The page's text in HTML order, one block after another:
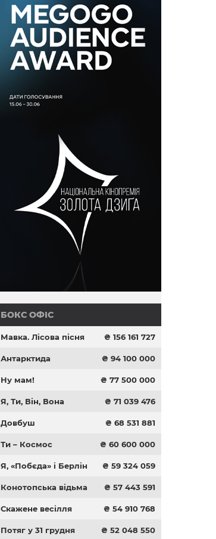
БОКС ОФІС
Мавка. Лісова пісня ₴ 156 161 727
Антарктида ₴ 94 100 000
Ну мам! ₴ 77 500 000
Я, Ти, Він, Вона ₴ 71 039 476
Довбуш ₴ 68 531 881
Ти – Космос ₴ 60 600 000
Я, «Побєда» і Берлін ₴ 59 324 059
Конотопська відьма ₴ 57 443 591
Скажене весілля ₴ 54 910 768
Потяг у 31 грудня ₴ 52 048 550